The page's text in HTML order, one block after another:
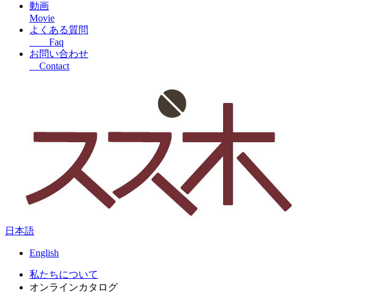
動画
Movie
よくある質問
Faq
お問い合わせ
Contact
日本語
English
私たちについて
オンラインカタログ